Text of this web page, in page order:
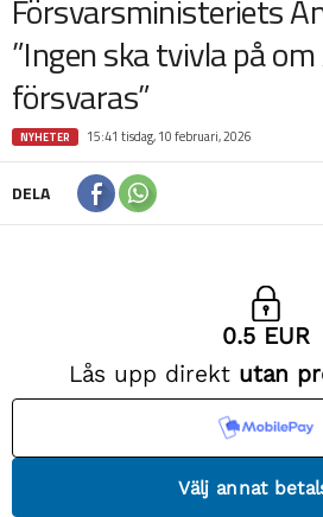
Försvarsministeriets
”Ingen ska tvivla på
försvaras”
NYHETER 15:41 tisdag, 10 februari, 2026
DELA